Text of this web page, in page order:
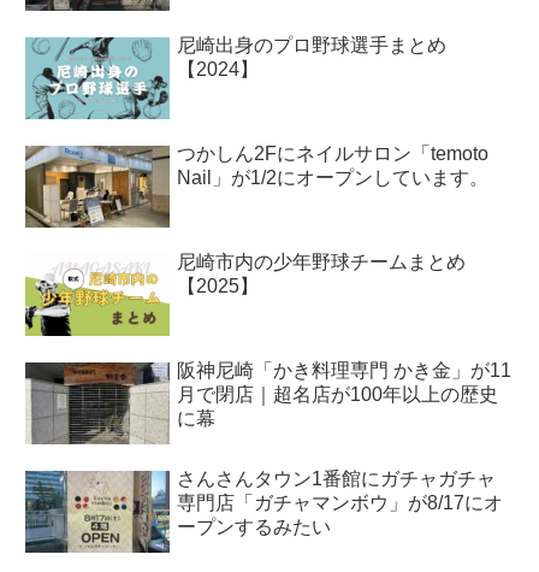
尼崎出身のプロ野球選手まとめ
【2024】
つかしん2Fにネイルサロン「temoto
Nail」が1/2にオープンしています。
尼崎市内の少年野球チームまとめ
【2025】
阪神尼崎「かき料理専門 かき金」が11
月で閉店｜超名店が100年以上の歴史
に幕
さんさんタウン1番館にガチャガチャ
専門店「ガチャマンボウ」が8/17にオ
ープンするみたい